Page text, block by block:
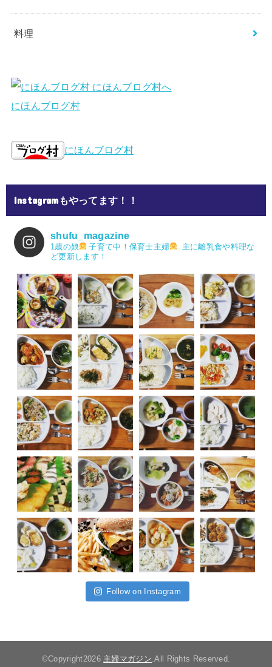
料理
にほんブログ村
にほんブログ村
Instagramもやってます！！
shufu_magazine
1歳の娘 子育て中！保育士主婦
主に離乳食や料理な
ど更新します！
Follow on Instagram
©Copyright2026 主婦マガジン .All Rights Reserved.